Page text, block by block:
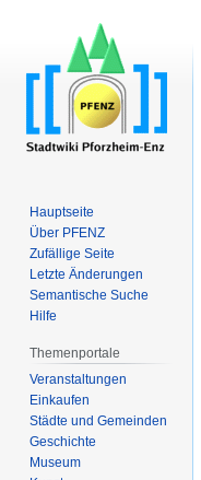
Hauptseite
Über PFENZ
Zufällige Seite
Letzte Änderungen
Semantische Suche
Hilfe
Themenportale
Veranstaltungen
Einkaufen
Städte und Gemeinden
Geschichte
Museum